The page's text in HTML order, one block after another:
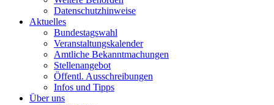
Datenschutzhinweise
Aktuelles
Bundestagswahl
Veranstaltungskalender
Amtliche Bekanntmachungen
Stellenangebot
Öffentl. Ausschreibungen
Infos und Tipps
Über uns